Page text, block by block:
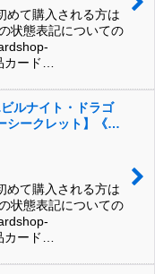
めて購入される方は
状態表記についての
カード…
ルナイト・ドラゴ
シークレット】《ク
JP015}
めて購入される方は
状態表記についての
カード…